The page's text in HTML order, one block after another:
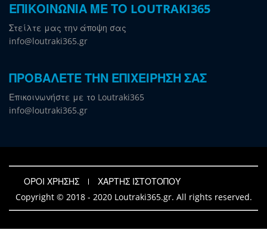
ΕΠΙΚΟΙΝΩΝΙΑ ΜΕ ΤΟ LOUTRAKI365
Στείλτε μας την άποψη σας
info@loutraki365.gr
ΠΡΟΒΑΛΕΤΕ ΤΗΝ ΕΠΙΧΕΙΡΗΣΗ ΣΑΣ
Επικοινωνήστε με το Loutraki365
info@loutraki365.gr
ΟΡΟΙ ΧΡΗΣΗΣ
ΧΑΡΤΗΣ ΙΣΤΟΤΟΠΟΥ
Copyright © 2018 - 2020 Loutraki365.gr. All rights reserved.